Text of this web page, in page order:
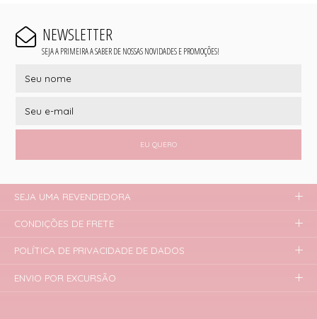
NEWSLETTER
SEJA A PRIMEIRA A SABER DE NOSSAS NOVIDADES E PROMOÇÕES!
EU QUERO
SEJA UMA REVENDEDORA
CONDIÇÕES DE FRETE
POLÍTICA DE PRIVACIDADE DE DADOS
ENVIO POR EXCURSÃO